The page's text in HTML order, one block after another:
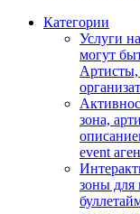
Категории
Услуги
могут
зона,
event
зоны для